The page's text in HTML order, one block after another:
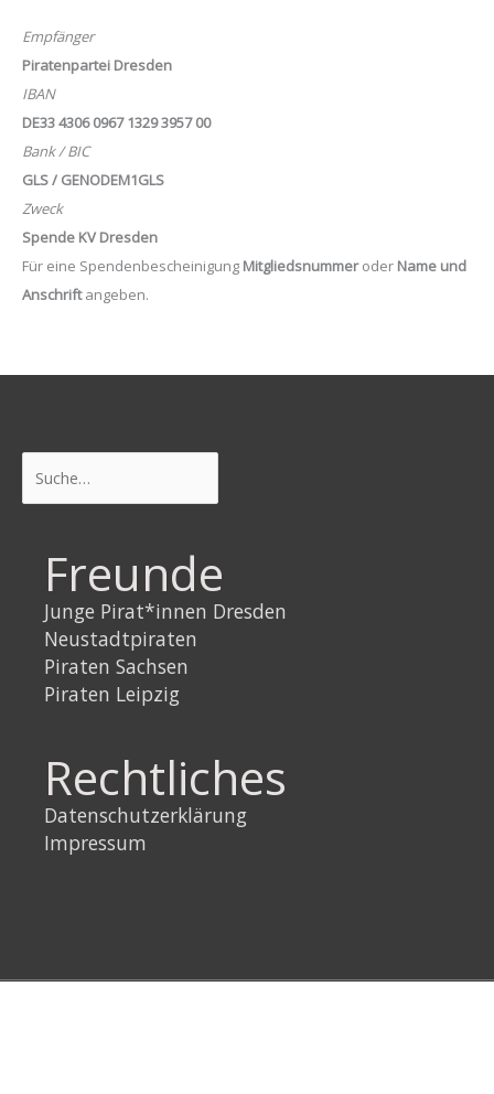
Empfänger
Piratenpartei Dresden
IBAN
DE33 4306 0967 1329 3957 00
Bank / BIC
GLS / GENODEM1GLS
Zweck
Spende KV Dresden
Für eine Spendenbescheinigung Mitgliedsnummeroder Name und
Anschriftangeben.
Freunde
Junge Pirat*innen Dresden
Neustadtpiraten
Piraten Sachsen
Piraten Leipzig
Rechtliches
Datenschutzerklärung
Impressum